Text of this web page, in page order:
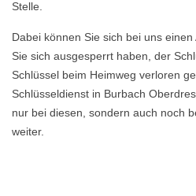
Stelle.
Dabei können Sie sich bei uns
Sie sich ausgesperrt haben, der
Schlüssel beim Heimweg verloren
Schlüsseldienst in Burbach
nur bei diesen, sondern auch noch
weiter.